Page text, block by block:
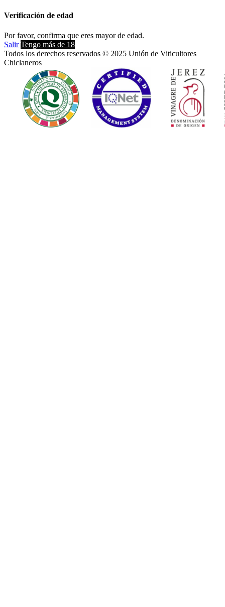
Verificación de edad
Por favor, confirma que eres mayor de edad.
Salir Tengo más de 18
Todos los derechos reservados © 2025 Unión de Viticultores
Chiclaneros